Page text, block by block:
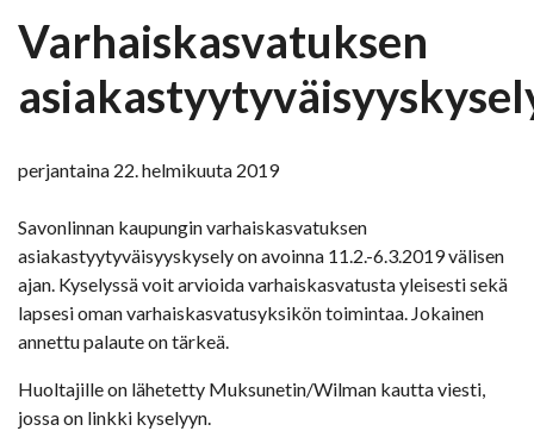
Varhaiskasvatuksen
perjantaina 22. helmikuuta 2019
Savonlinnan kaupungin varhaiskasvatuksen
asiakastyytyväisyyskysely on avoinna 11.2.-6.3.2019 välisen
ajan. Kyselyssä voit arvioida varhaiskasvatusta yleisesti sekä
lapsesi oman varhaiskasvatusyksikön toimintaa. Jokainen
annettu palaute on tärkeä.
Huoltajille on lähetetty Muksunetin/Wilman kautta viesti,
jossa on linkki kyselyyn.